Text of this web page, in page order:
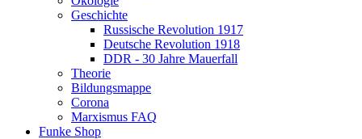
Geschichte
Russische Revolution 1917
Deutsche Revolution 1918
DDR - 30 Jahre Mauerfall
Theorie
Bildungsmappe
Corona
Marxismus FAQ
Funke Shop